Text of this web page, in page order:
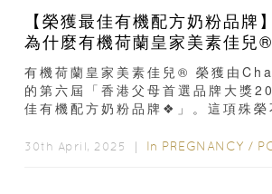
【榮獲最佳有機配方奶粉品牌
為什麼有機荷蘭皇家美素佳兒
歡迎？
有機荷蘭皇家美素佳兒® 榮獲由
的第六屆「香港父母首選品牌大獎
佳有機配方奶粉品牌❖」。這項殊榮
30th April, 2025 ｜ In PREGNANCY /